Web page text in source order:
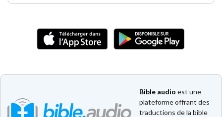
Bible audio est une
plateforme offrant des
traductions de la bible